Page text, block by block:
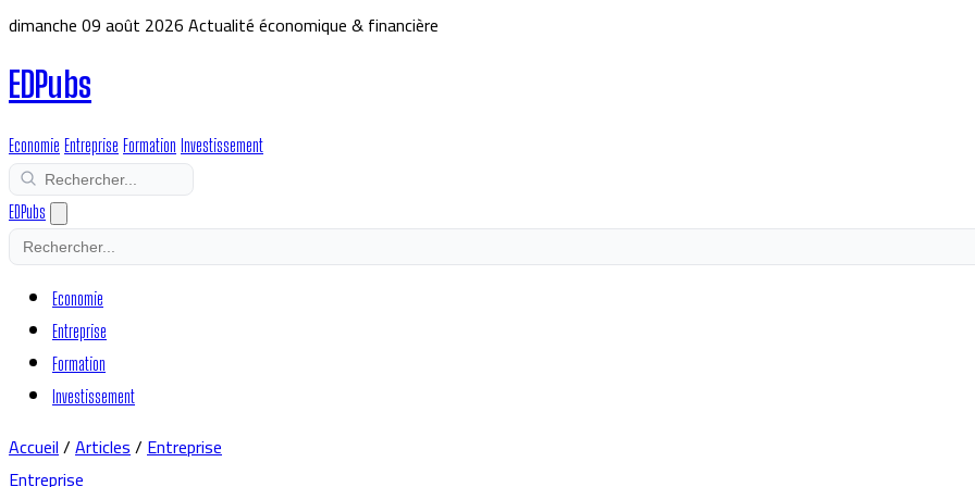
dimanche 09 août 2026Actualité économique & financière
EDPubs
Economie Entreprise Formation Investissement
EDPubs
Economie
Entreprise
Formation
Investissement
Accueil/Articles/Entreprise
Entreprise